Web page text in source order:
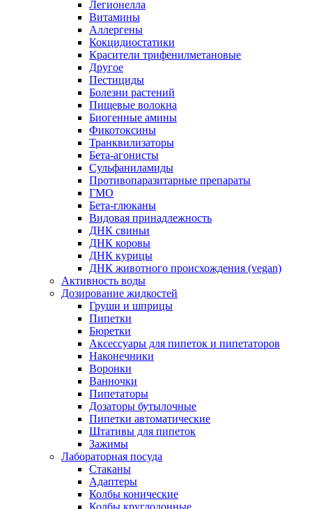
Легионелла
Витамины
Аллергены
Кокцидиостатики
Красители трифенилметановые
Другое
Пестициды
Болезни растений
Пищевые волокна
Биогенные амины
Фикотоксины
Транквилизаторы
Бета-агонисты
Сульфаниламиды
Противопаразитарные препараты
ГМО
Бета-глюканы
Видовая принадлежность
ДНК свиньи
ДНК коровы
ДНК курицы
ДНК животного происхождения (vegan)
Активность воды
Дозирование жидкостей
Груши и шприцы
Пипетки
Бюретки
Аксессуары для пипеток и пипетаторов
Наконечники
Воронки
Ванночки
Пипетаторы
Дозаторы бутылочные
Пипетки автоматические
Штативы для пипеток
Зажимы
Лабораторная посуда
Стаканы
Адаптеры
Колбы конические
Колбы круглодонные